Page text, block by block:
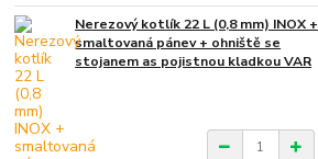
Nerezový kotlík 22 L (0,8 mm) INOX +
smaltovaná pánev + ohniště se
stojanem as pojistnou kladkou VAR